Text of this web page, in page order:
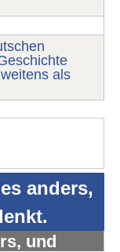
als
anders,
und